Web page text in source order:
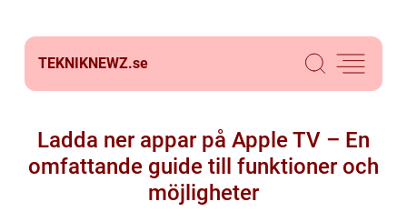
TEKNIKNEWZ.se
Ladda ner appar på Apple TV – En
omfattande guide till funktioner och
möjligheter